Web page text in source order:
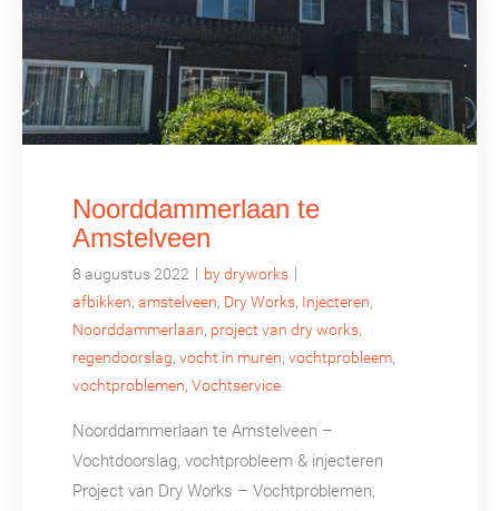
Noorddammerlaan te
Amstelveen
8 augustus 2022 | by dryworks |
afbikken, amstelveen, Dry Works, Injecteren,
Noorddammerlaan, project van dry works,
regendoorslag, vocht in muren, vochtprobleem,
vochtproblemen, Vochtservice
Noorddammerlaan te Amstelveen –
Vochtdoorslag, vochtprobleem & injecteren
Project van Dry Works – Vochtproblemen,